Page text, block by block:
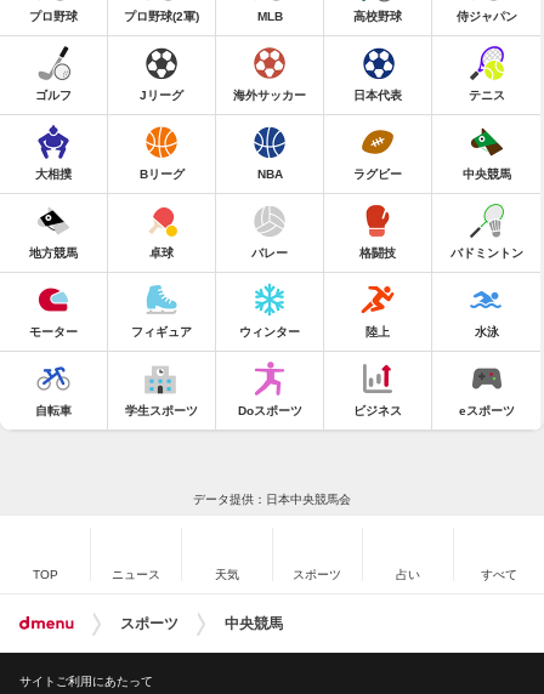
プロ野球 プロ野球(2軍) MLB 高校野球 侍ジャパン
ゴルフ Jリーグ 海外サッカー 日本代表 テニス
大相撲 Bリーグ NBA ラグビー 中央競馬
地方競馬 卓球 バレー 格闘技 バドミントン
モーター フィギュア ウィンター 陸上 水泳
自転車 学生スポーツ Doスポーツ ビジネス eスポーツ
データ提供：日本中央競馬会
TOP ニュース 天気 スポーツ 占い すべて
スポーツ 中央競馬
サイトご利用にあたって